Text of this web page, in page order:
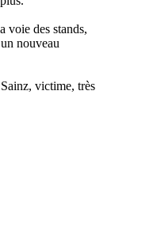
voie des stands,
nouveau
victime, très